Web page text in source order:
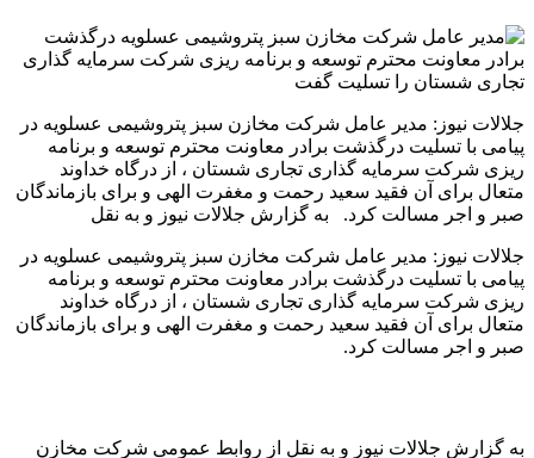
جلالات نیوز: مدیر عامل شرکت مخازن سبز پتروشیمی عسلویه در
پیامی با تسلیت درگذشت برادر معاونت محترم توسعه و برنامه
ریزی شرکت سرمایه گذاری تجاری شستان ، از درگاه خداوند
متعال برای آن فقید سعید رحمت و مغفرت الهی و برای بازماندگان
صبر و اجر مسالت کرد. به گزارش جلالات نیوز و به نقل
جلالات نیوز: مدیر عامل شرکت مخازن سبز پتروشیمی عسلویه در
پیامی با تسلیت درگذشت برادر معاونت محترم توسعه و برنامه
ریزی شرکت سرمایه گذاری تجاری شستان ، از درگاه خداوند
متعال برای آن فقید سعید رحمت و مغفرت الهی و برای بازماندگان
صبر و اجر مسالت کرد.
به گزارش جلالات نیوز و به نقل از روابط عمومی شرکت مخازن